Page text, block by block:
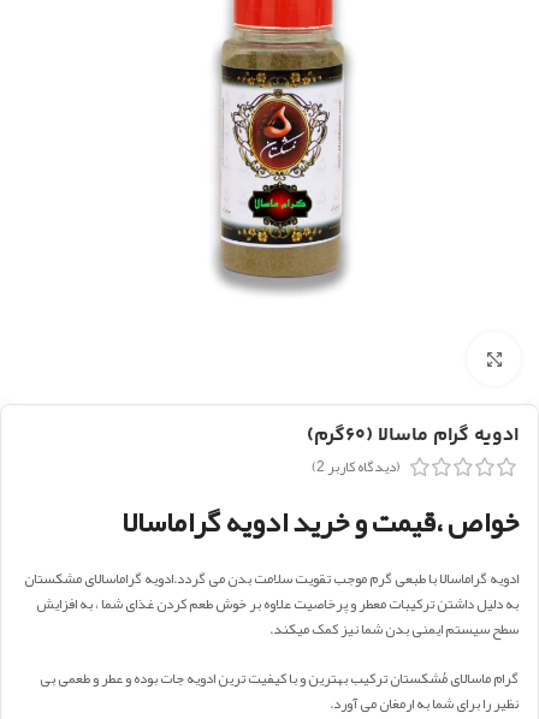
ادویه گرام ماسالا (۶۰گرم)
(دیدگاه کاربر 2
)
خواص ،قیمت و خرید ادویه گراماسالا
ادویه گراماسالا با طبعی گرم موجب تقویت سلامت بدن می گردد.ادویه گراماسالای مشکستان
به دلیل داشتن ترکیبات معطر و پرخاصیت علاوه بر خوش طعم کردن غذای شما ، به افزایش
سطح سیستم ایمنی بدن شما نیز کمک میکند.
گرام ماسالای مُشکستان ترکیب بهترین و با کیفیت ترین ادویه جات بوده و عطر و طعمی بی
نظیر را برای شما به ارمغان می آورد.